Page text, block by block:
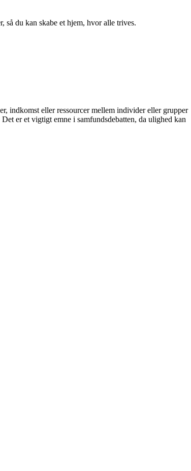
så du kan skabe et hjem, hvor alle trives.
indkomst eller ressourcer mellem individer eller grupper
er et vigtigt emne i samfundsdebatten, da ulighed kan